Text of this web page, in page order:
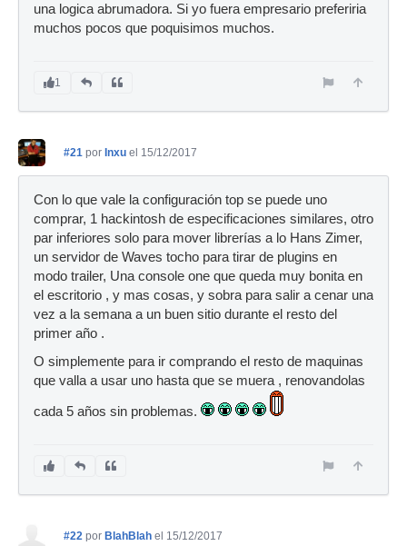
una logica abrumadora. Si yo fuera empresario preferiria
muchos pocos que poquisimos muchos.
1
#21 por Inxu el 15/12/2017
Con lo que vale la configuración top se puede uno
comprar, 1 hackintosh de especificaciones similares, otro
par inferiores solo para mover librerías a lo Hans Zimer,
un servidor de Waves tocho para tirar de plugins en
modo trailer, Una console one que queda muy bonita en
el escritorio , y mas cosas, y sobra para salir a cenar una
vez a la semana a un buen sitio durante el resto del
primer año .
O simplemente para ir comprando el resto de maquinas
que valla a usar uno hasta que se muera , renovandolas
cada 5 años sin problemas.
#22 por BlahBlah el 15/12/2017